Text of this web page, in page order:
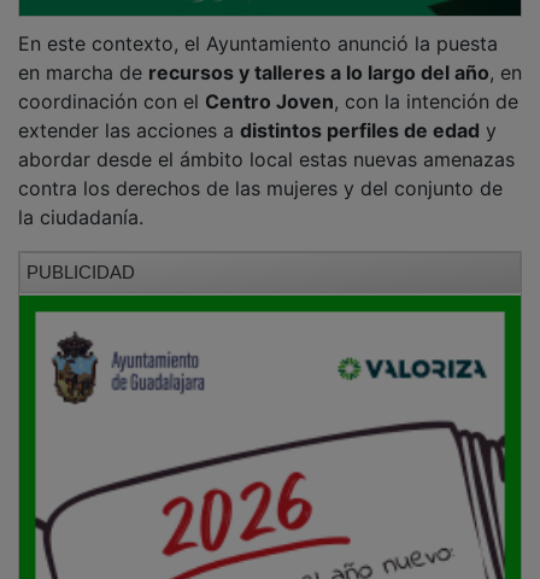
en marcha derecursos y talleres a lo largo del año, en
coordinación con elCentro Joven, con la intención de
extender las acciones adistintos perfiles de edady
abordar desde el ámbito local estas nuevas amenazas
contra los derechos de las mujeres y del conjunto de
la ciudadanía.